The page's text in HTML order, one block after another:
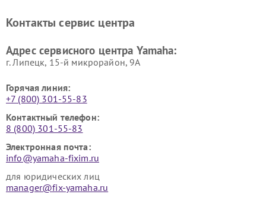
Yamaha
Yamaha
Контакты сервис центра
Адрес сервисного центра Yamaha:
г. Липецк, 15-й микрорайон, 9А
Горячая линия:
+7 (800) 301-55-83
Контактный телефон:
8 (800) 301-55-83
Электронная почта:
info@yamaha-fixim.ru
для юридических лиц
manager@fix-yamaha.ru